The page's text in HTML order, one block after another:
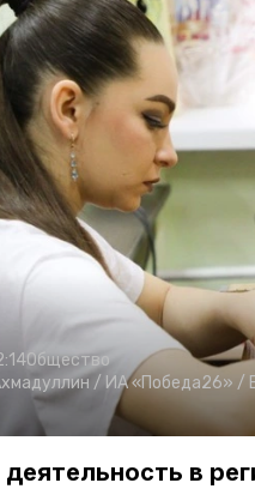
Общество
/ ИА «Победа26» /
в